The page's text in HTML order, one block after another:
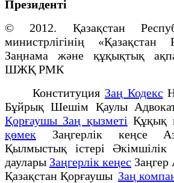
Президенті
© 2012. Қазақстан
министрлігінің «Қазақстан
Заңнама және құқықтық
ШЖҚ РМК
Конституция Заң Кодекс
Бұйрық Шешім Қаулы
Қорғаушы Заң қызметі Құқық
қөмек Заңгерлік кеңсе
Қылмыстық істері Әкімшілік
даулары Заңгерлік кеңес Заңгер
Қазақстан Қорғаушы Заң